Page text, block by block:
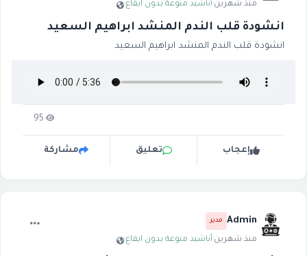
منذ شهرين·أناشيد منوعة بدون ايقاع·
انشودة قلب الندم المنشد ابراهيم السعيد
انشودة قلب الندم المنشد ابراهيم السعيد
95
إعجاب تعليق مشاركة
Admin مدير
منذ شهرين·أناشيد منوعة بدون ايقاع·